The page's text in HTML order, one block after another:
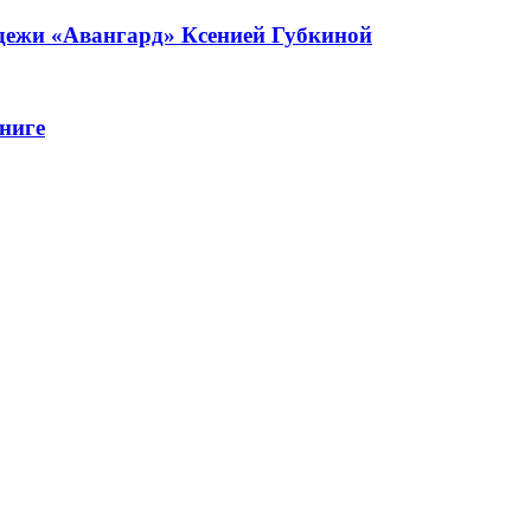
«Авангард» Ксенией Губкиной